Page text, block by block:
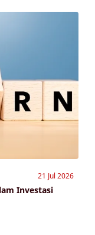
21 Jul 2026
Investasi